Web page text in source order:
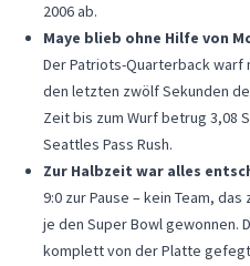
2006 ab.
Maye blieb ohne Hilfe von
Der Patriots-Quarterback warf
den letzten zwölf Sekunden
Zeit bis zum Wurf betrug 3,08
Seattles Pass Rush.
Zur Halbzeit war alles
9:0 zur Pause – kein Team,
je den Super Bowl gewonnen.
komplett von der Platte